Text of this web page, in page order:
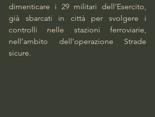
dimenticare i 29 militari dell’Esercito,
già sbarcati in città per svolgere i
controlli nelle stazioni ferroviarie,
nell’ambito dell’operazione Strade
sicure.